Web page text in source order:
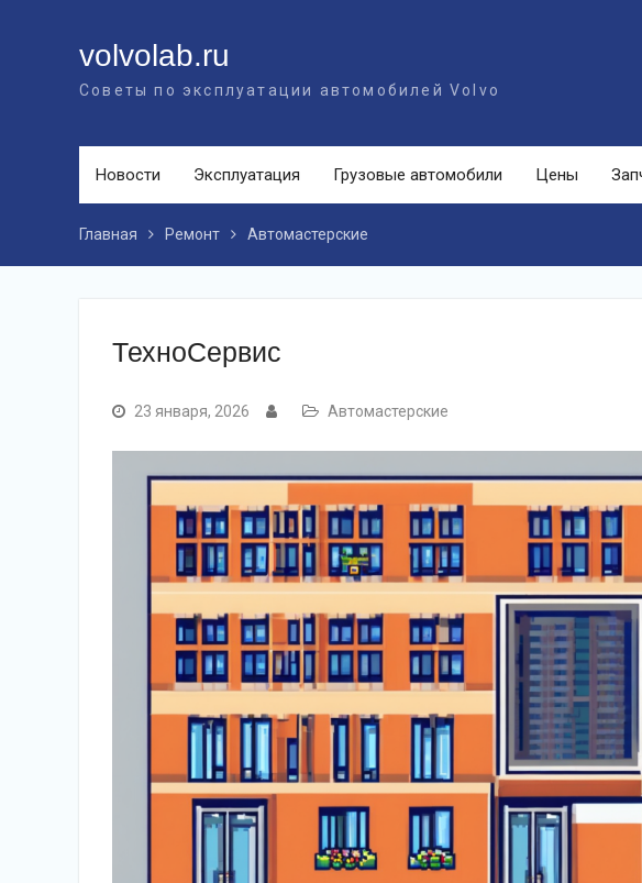
volvolab.ru
Советы по эксплуатации автомобилей Volvo
Новости Эксплуатация Грузовые автомобили Цены
Главная Ремонт Автомастерские
ТехноСервис
23 января, 2026 Автомастерские